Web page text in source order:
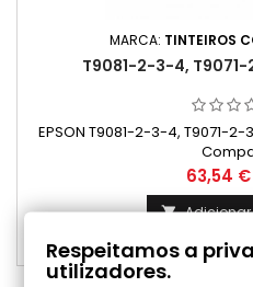
MARCA: TINTEIROS
T9081-2-3-4, T9071-
EPSON T9081-2-3-4, T9071-
Preço
63,54 €


Respeitamos a
utilizadores.